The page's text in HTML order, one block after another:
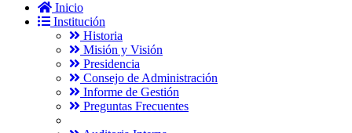
Inicio
Institución
Historia
Misión y Visión
Presidencia
Consejo de Administración
Informe de Gestión
Preguntas Frecuentes